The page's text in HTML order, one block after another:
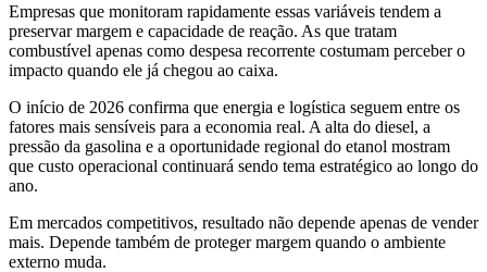
Empresas que monitoram rapidamente essas variáveis tendem a
preservar margem e capacidade de reação. As que tratam
combustível apenas como despesa recorrente costumam perceber o
impacto quando ele já chegou ao caixa.
O início de 2026 confirma que energia e logística seguem entre os
fatores mais sensíveis para a economia real. A alta do diesel, a
pressão da gasolina e a oportunidade regional do etanol mostram
que custo operacional continuará sendo tema estratégico ao longo do
ano.
Em mercados competitivos, resultado não depende apenas de vender
mais. Depende também de proteger margem quando o ambiente
externo muda.